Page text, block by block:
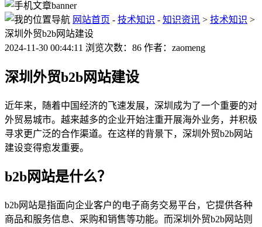
网站首页 - 技术知识 - 知识资讯 > 技术知识 >
深圳外贸b2b网站建设
2024-11-30 00:44:11 浏览次数：86 作者：zaomeng
深圳外贸b2b网站建设
近年来，随着中国经济的飞速发展，深圳成为了一个重要的对
外贸易城市。越来越多的企业开始注重开展海外业务，并积极
寻求更广泛的合作渠道。在这样的背景下，深圳外贸b2b网站
建设变得愈发重要。
b2b网站是什么？
b2b网站是指面向企业客户的电子商务交易平台，它提供各种
商品和服务信息、采购和销售等功能。而深圳外贸b2b网站则